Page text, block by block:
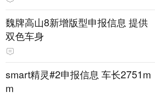
魏牌高山8新增版型申报信息 提供
双色车身
smart精灵#2申报信息 车长2751m
m